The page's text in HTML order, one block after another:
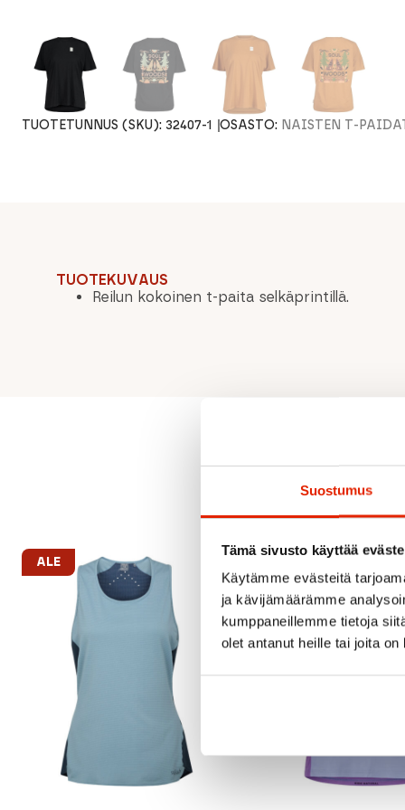
Suostumus
Tämä sivusto käyttää
Käytämme evästeitä
ja kävijämäärämme
kumppaneillemme tietoja
olet antanut heille tai joita
TUOTETUNNUS (SKU): 32407-1 OSASTO: NAISTEN T-
TUOTEKUVAUS
Reilun kokoinen t-paita selkäprintillä.
ALE